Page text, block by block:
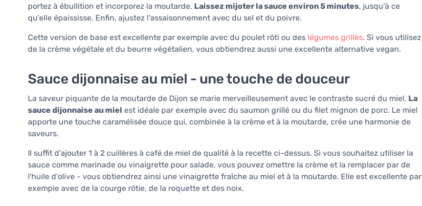
portez à ébullition et incorporez la moutarde. Laissez mijoter la sauce environ 5 minutes, jusqu'à ce
qu'elle épaississe. Enfin, ajustez l'assaisonnement avec du sel et du poivre.
Cette version de base est excellente par exemple avec du poulet rôti ou des légumes grillés. Si vous utilisez
de la crème végétale et du beurre végétalien, vous obtiendrez aussi une excellente alternative vegan.
Sauce dijonnaise au miel - une touche de douceur
La saveur piquante de la moutarde de Dijon se marie merveilleusement avec le contraste sucré du miel. La
sauce dijonnaise au miel est idéale par exemple avec du saumon grillé ou du filet mignon de porc. Le miel
apporte une touche caramélisée douce qui, combinée à la crème et à la moutarde, crée une harmonie de
saveurs.
Il suffit d'ajouter 1 à 2 cuillères à café de miel de qualité à la recette ci-dessus. Si vous souhaitez utiliser la
sauce comme marinade ou vinaigrette pour salade, vous pouvez omettre la crème et la remplacer par de
l'huile d'olive - vous obtiendrez ainsi une vinaigrette fraîche au miel et à la moutarde. Elle est excellente par
exemple avec de la courge rôtie, de la roquette et des noix.